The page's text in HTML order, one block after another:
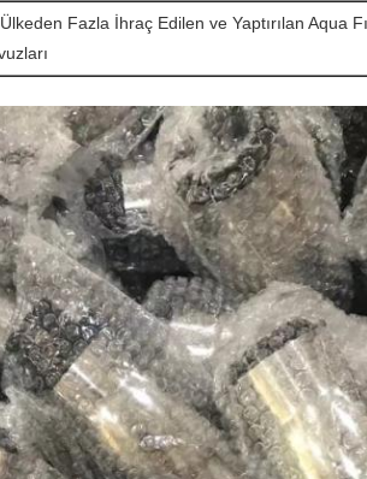
Fazla İhraç Edilen ve Yaptırılan Aqua